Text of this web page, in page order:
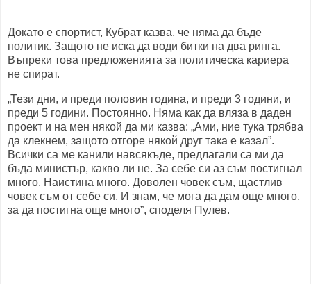
Докато е спортист, Кубрат казва, че няма да бъде
политик. Защото не иска да води битки на два ринга.
Въпреки това предложенията за политическа кариера
не спират.
„Тези дни, и преди половин година, и преди 3 години, и
преди 5 години. Постоянно. Няма как да вляза в даден
проект и на мен някой да ми казва: „Ами, ние тука трябва
да клекнем, защото отгоре някой друг така е казал”.
Всички са ме канили навсякъде, предлагали са ми да
бъда министър, какво ли не. За себе си аз съм постигнал
много. Наистина много. Доволен човек съм, щастлив
човек съм от себе си. И знам, че мога да дам още много,
за да постигна още много”, споделя Пулев.